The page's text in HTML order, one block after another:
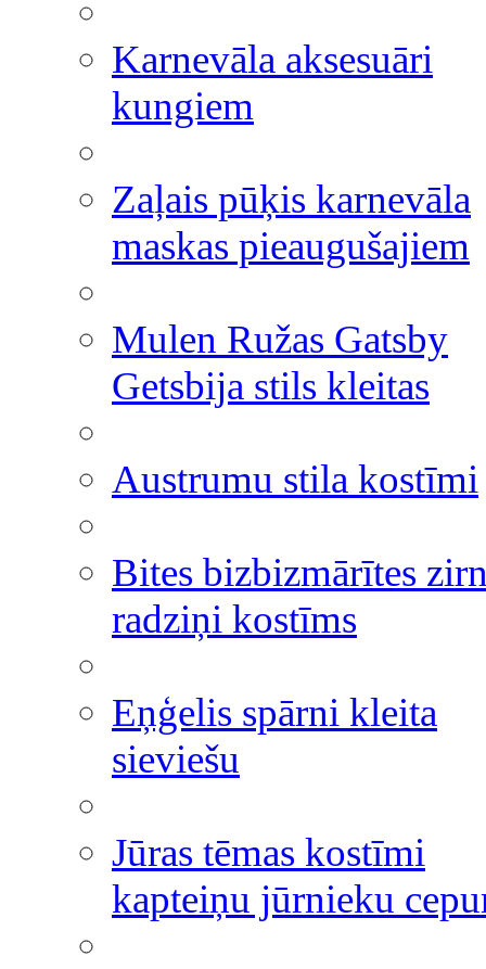
Karnevāla aksesuāri
kungiem
Zaļais pūķis karnevāla
maskas pieaugušajiem
Mulen Ružas Gatsby
Getsbija stils kleitas
Austrumu stila kostīmi
Bites bizbizmārītes
radziņi kostīms
Eņģelis spārni kleita
sieviešu
Jūras tēmas kostīmi
kapteiņu jūrnieku